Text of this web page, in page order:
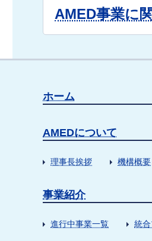
AMED事業に
ホーム
AMEDについて
理事長挨拶 機構概要
事業紹介
進行中事業一覧 統合